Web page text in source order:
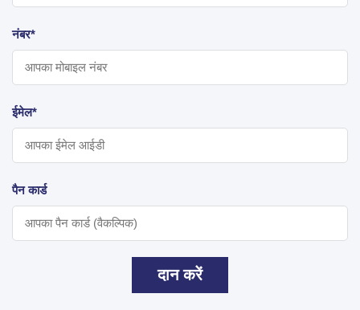
नंबर*
ईमेल*
पैन कार्ड
दान करें